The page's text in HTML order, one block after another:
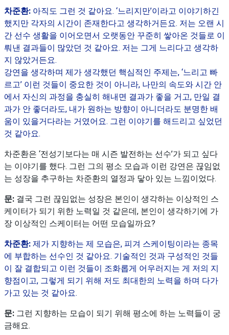
차준환: 아직도 그런 것 같아요. ‘느리지만’이라고 이야기하긴
했지만 각자의 시간이 존재한다고 생각하거든요. 저는 오랜 시
간 선수 생활을 이어오면서 오랫동안 꾸준히 쌓아온 것들로 이
뤄낸 결과들이 많았던 것 같아요. 저는 그게 느리다고 생각하
지 않았거든요.
강연을 생각하며 제가 생각했던 핵심적인 주제는, ‘느리고 빠
르고’ 이런 것들이 중요한 것이 아니라, 나만의 속도와 시간 안
에서 자신의 과정을 충실히 해내면 결과가 좋을 거고, 만일 결
과가 안 좋더라도, 내가 원하는 방향이 아니더라도 분명한 배
움이 있을거다라는 거였어요. 그런 이야기를 해드리고 싶었던
것 같아요.
차준환은 ‘전성기보다는 매 시즌 발전하는 선수’가 되고 싶다
는 이야기를 했다. 그런 그의 평소 모습과 이런 강연은 끊임없
는 성장을 추구하는 차준환의 열정과 닿아 있는 느낌이었다.
문: 결국 그런 끊임없는 성장은 본인이 생각하는 이상적인 스
케이터가 되기 위한 노력일 것 같은데, 본인이 생각하기에 가
장 이상적인 스케이터는 어떤 모습일까요?
차준환:제가 지향하는 제 모습은, 피겨 스케이팅이라는 종목
에 부합하는 선수인 것 같아요. 기술적인 것과 구성적인 것들
이 잘 결합되고 이런 것들이 조화롭게 어우러지는 게 저의 지
향점이고, 그렇게 되기 위해 저도 최대한의 노력을 하며 다가
가고 있는 것 같아요.
문: 그런 지향하는 모습이 되기 위해 평소에 하는 노력들이 궁
금해요.